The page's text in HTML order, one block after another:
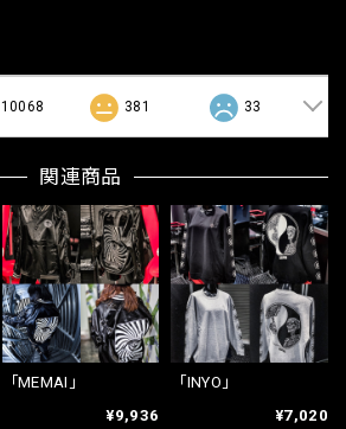
10068 381 33
関連商品
「MEMAI」
¥9,936
「INYO」
¥7,020